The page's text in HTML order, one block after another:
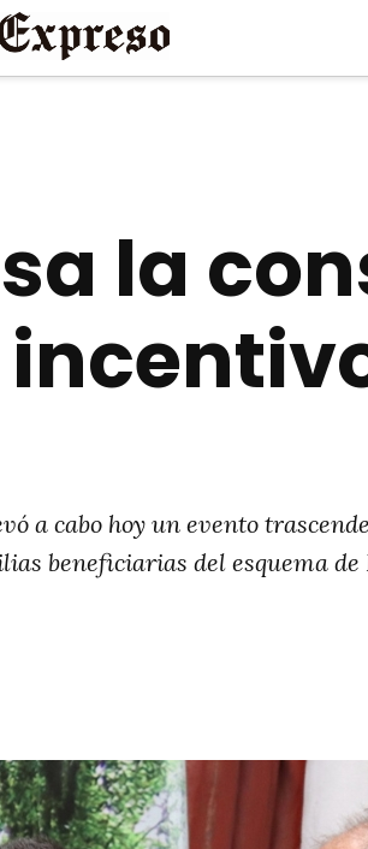
la
a cabo hoy un evento
beneficiarias del esquema de